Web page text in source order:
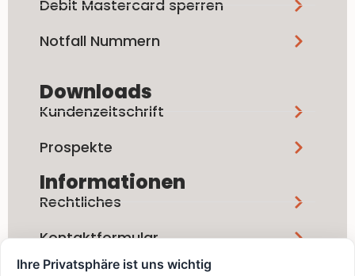
Debit Mastercard sperren
Notfall Nummern
Downloads
Kundenzeitschrift
Prospekte
Informationen
Rechtliches
Kontaktformular
Ihre Privatsphäre ist uns wichtig